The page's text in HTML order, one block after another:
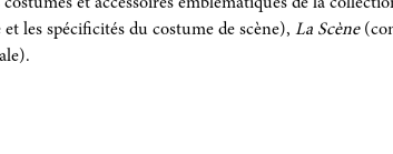
les spécificités du costume de scène), La Scène